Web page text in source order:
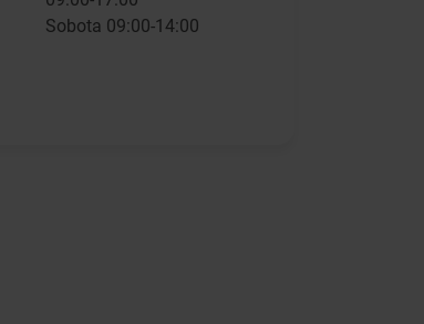
Sobota 09:00-14:00